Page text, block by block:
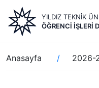
içeriğe
atla
YILDIZ TEKNİK
ÖĞRENCI İŞLERI
Sayfa
yolu
Anasayfa 2026-